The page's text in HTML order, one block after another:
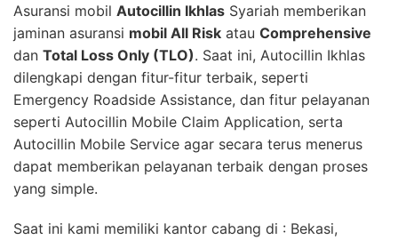
Asuransi mobil Autocillin Ikhlas Syariah memberikan
jaminan asuransi mobil All Risk atau Comprehensive
dan Total Loss Only (TLO). Saat ini, Autocillin Ikhlas
dilengkapi dengan fitur-fitur terbaik, seperti
Emergency Roadside Assistance, dan fitur pelayanan
seperti Autocillin Mobile Claim Application, serta
Autocillin Mobile Service agar secara terus menerus
dapat memberikan pelayanan terbaik dengan proses
yang simple.
Saat ini kami memiliki kantor cabang di : Bekasi,